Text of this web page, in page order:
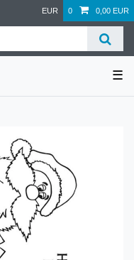
EUR 0 0,00 EUR
☰